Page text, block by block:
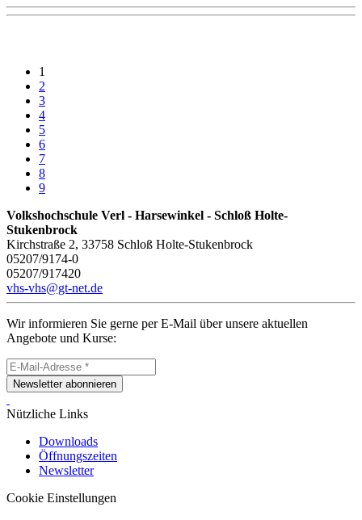
1
2
3
4
5
6
7
8
9
Volkshochschule Verl - Harsewinkel - Schloß Holte-
Stukenbrock
Kirchstraße 2, 33758 Schloß Holte-Stukenbrock
05207/9174-0
05207/917420
vhs-vhs@gt-net.de
Wir informieren Sie gerne per E-Mail über unsere aktuellen
Angebote und Kurse:
Newsletter abonnieren
Nützliche Links
Downloads
Öffnungszeiten
Newsletter
Cookie Einstellungen